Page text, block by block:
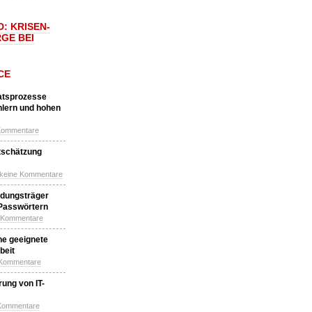
KRISEN-
BEI
und hohen
Kommentare
geeignete
von IT-